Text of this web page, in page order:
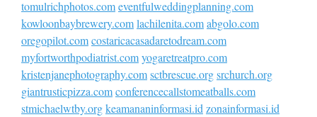
tomulrichphotos.comeventfulweddingplanning.com
kowloonbaybrewery.comlachilenita.comabgolo.com
oregopilot.comcostaricacasadaretodream.com
myfortworthpodiatrist.comyogaretreatpro.com
kristenjanephotography.comsctbrescue.orgsrchurch.org
giantrusticpizza.comconferencecallstomeatballs.com
stmichaelwtby.orgkeamananinformasi.idzonainformasi.id